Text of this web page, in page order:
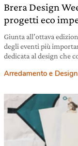
Brera Design
progetti eco
Giunta all’ottava
degli eventi più
dedicata al design che
Arredamento e Design